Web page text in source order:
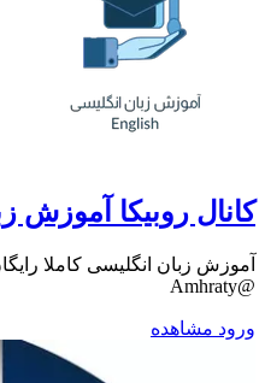
کانال روبیکا آموزش
آموزش زبان انگلیسی کاملا
@Amhraty
ورود مشاهده